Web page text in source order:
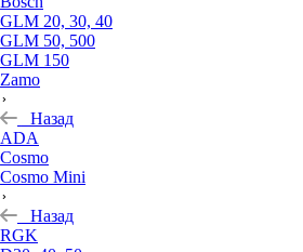
GLM 20, 30, 40
GLM 50, 500
GLM 150
Zamo
Назад
ADA
Cosmo
Cosmo Mini
Назад
RGK